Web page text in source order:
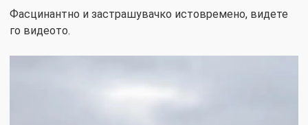
Фасцинантно и застрашувачко истовремено, видете
го видеото.